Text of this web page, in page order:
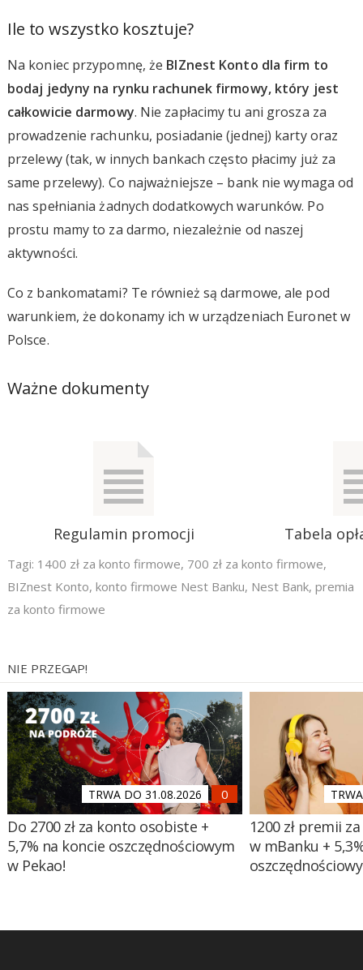
Ile to wszystko kosztuje?
Na koniec przypomnę, że BIZnest Konto dla firm to
bodaj jedyny na rynku rachunek firmowy, który jest
całkowicie darmowy. Nie zapłacimy tu ani grosza za
prowadzenie rachunku, posiadanie (jednej) karty oraz
przelewy (tak, w innych bankach często płacimy już za
same przelewy). Co najważniejsze – bank nie wymaga od
nas spełniania żadnych dodatkowych warunków. Po
prostu mamy to za darmo, niezależnie od naszej
aktywności.
Co z bankomatami? Te również są darmowe, ale pod
warunkiem, że dokonamy ich w urządzeniach Euronet w
Polsce.
Ważne dokumenty
Regulamin promocji Tabela
Tagi: 1400 zł za konto firmowe, 700 zł za konto firmowe,
BIZnest Konto, konto firmowe Nest Banku, Nest Bank, premia
za konto firmowe
NIE PRZEGAP!
TRWA DO 31.08.2026
Do 2700 zł za konto osobiste +
5,7% na koncie oszczędnościowym
w Pekao!
1200 zł premii
w mBanku +